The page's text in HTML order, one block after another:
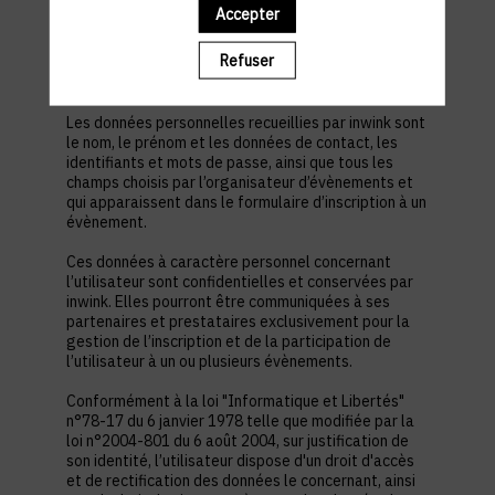
s’inscrire à un évènement, d’accéder au site d’un
évènement, et de consulter les informations
relatives à l’organisation pratique et logistique d’un
Les données personnelles recueillies par inwink sont
le nom, le prénom et les données de contact, les
identifiants et mots de passe, ainsi que tous les
champs choisis par l’organisateur d’évènements et
qui apparaissent dans le formulaire d’inscription à un
évènement.
Ces données à caractère personnel concernant
l’utilisateur sont confidentielles et conservées par
inwink. Elles pourront être communiquées à ses
partenaires et prestataires exclusivement pour la
gestion de l’inscription et de la participation de
l’utilisateur à un ou plusieurs évènements.
Conformément à la loi "Informatique et Libertés"
n°78-17 du 6 janvier 1978 telle que modifiée par la
loi n°2004-801 du 6 août 2004, sur justification de
son identité, l’utilisateur dispose d'un droit d'accès
et de rectification des données le concernant, ainsi
Accepter
Refuser